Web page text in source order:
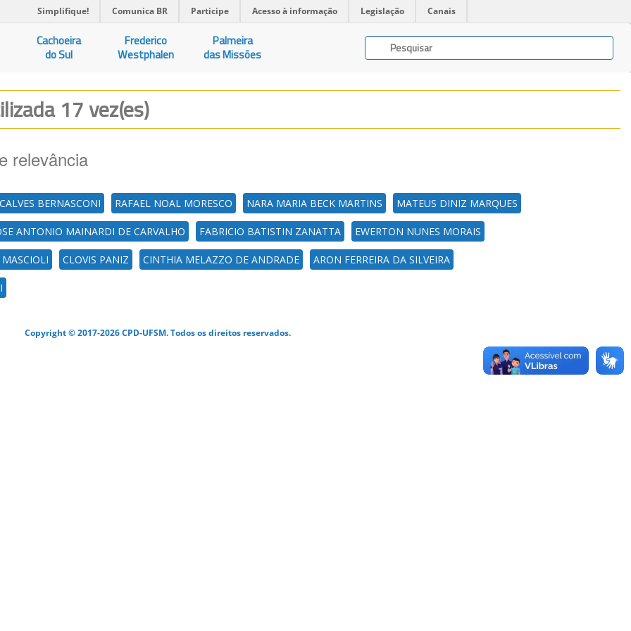
Simplifique! Comunica BR Participe Acesso à informação Legislação Canais
Cachoeira
do Sul
Frederico
Westphalen
Palmeira
das Missões
17 vez(es)
relevância
BERNASCONI RAFAEL NOAL MORESCO NARA MARIA BECK MARTINS MATEUS DINIZ MARQUES
ANTONIO MAINARDI DE CARVALHO FABRICIO BATISTIN ZANATTA EWERTON NUNES MORAIS
CLOVIS PANIZ CINTHIA MELAZZO DE ANDRADE ARON FERREIRA DA SILVEIRA
Copyright © 2017-2026 CPD-UFSM. Todos os direitos reservados.